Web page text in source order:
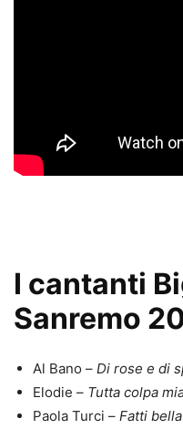
I cantanti
Sanremo
Al Bano – Di rose e di
Elodie – Tutta colpa
Paola Turci – Fatti